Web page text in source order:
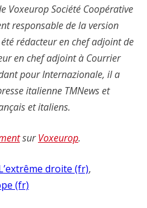
Voxeurop Société Coopérative
responsable de la version
rédacteur en chef adjoint de
en chef adjoint à Courrier
pour Internazionale, il a
italienne TMNews et
et italiens.
surVoxeurop.
droite (fr)
(fr)